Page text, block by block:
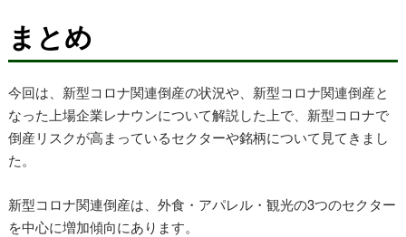
まとめ
今回は、新型コロナ関連倒産の状況や、新型コロナ関連倒産と
なった上場企業レナウンについて解説した上で、新型コロナで
倒産リスクが高まっているセクターや銘柄について見てきまし
た。
新型コロナ関連倒産は、外食・アパレル・観光の3つのセクター
を中心に増加傾向にあります。